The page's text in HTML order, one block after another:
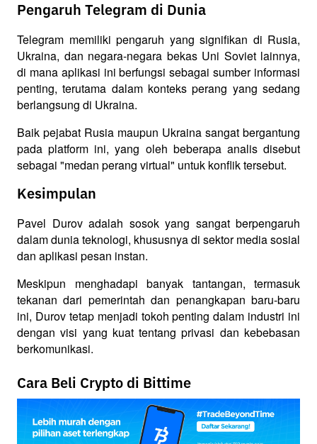
Pengaruh Telegram di Dunia
Telegram memiliki pengaruh yang signifikan di Rusia,
Ukraina, dan negara-negara bekas Uni Soviet lainnya,
di mana aplikasi ini berfungsi sebagai sumber informasi
penting, terutama dalam konteks perang yang sedang
berlangsung di Ukraina.
Baik pejabat Rusia maupun Ukraina sangat bergantung
pada platform ini, yang oleh beberapa analis disebut
sebagai "medan perang virtual" untuk konflik tersebut.
Kesimpulan
Pavel Durov adalah sosok yang sangat berpengaruh
dalam dunia teknologi, khususnya di sektor media sosial
dan aplikasi pesan instan.
Meskipun menghadapi banyak tantangan, termasuk
tekanan dari pemerintah dan penangkapan baru-baru
ini, Durov tetap menjadi tokoh penting dalam industri ini
dengan visi yang kuat tentang privasi dan kebebasan
berkomunikasi.
Cara Beli Crypto di Bittime